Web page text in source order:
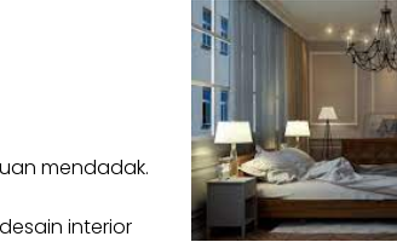
mendadak.
interior